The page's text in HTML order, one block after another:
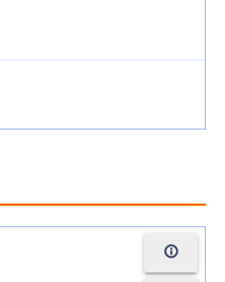
info_outline